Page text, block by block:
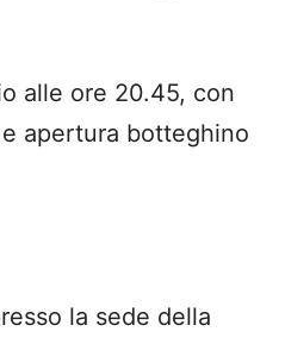
alle ore 20.45, con
apertura botteghino
la sede della